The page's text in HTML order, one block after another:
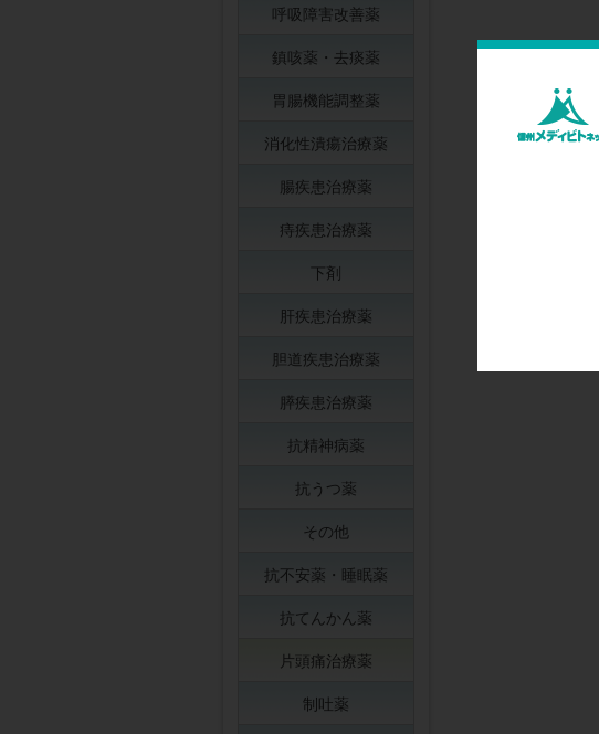
呼吸障害改善薬
鎮咳薬・去痰薬
胃腸機能調整薬
消化性潰瘍治療薬
腸疾患治療薬
痔疾患治療薬
下剤
肝疾患治療薬
胆道疾患治療薬
膵疾患治療薬
抗精神病薬
抗うつ薬
その他
抗不安薬・睡眠薬
抗てんかん薬
片頭痛治療薬
制吐薬